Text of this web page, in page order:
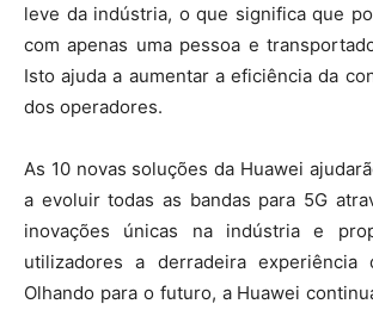
leve da indústria, o que significa que
com apenas uma pessoa e
Isto ajuda a aumentar a eficiência da
dos operadores.
As 10 novas soluções da Huawei
a evoluir todas as bandas para 5G
inovações únicas na indústria e
utilizadores a derradeira experiência
Olhando para o futuro, a Huawei